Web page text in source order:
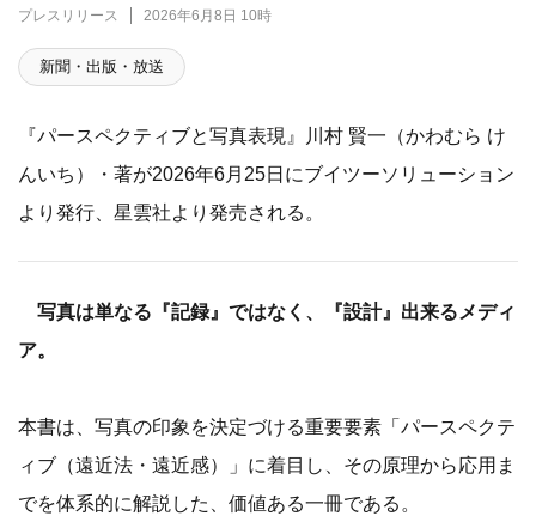
プレスリリース 2026年6月8日 10時
新聞・出版・放送
『パースペクティブと写真表現』川村 賢一（かわむら け
んいち）・著が2026年6月25日にブイツーソリューション
より発行、星雲社より発売される。
写真は単なる『記録』ではなく、『設計』出来るメディ
ア。
本書は、写真の印象を決定づける重要要素「パースペクテ
ィブ（遠近法・遠近感）」に着目し、その原理から応用ま
でを体系的に解説した、価値ある一冊である。